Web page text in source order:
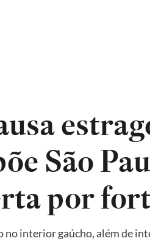
São
por
interior gaúcho, além de